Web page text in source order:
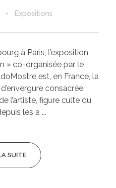
Expositions
à Paris, l’exposition
» co-organisée par le
est, en France, la
consacrée
l’artiste, figure culte du
les a ...
SUITE